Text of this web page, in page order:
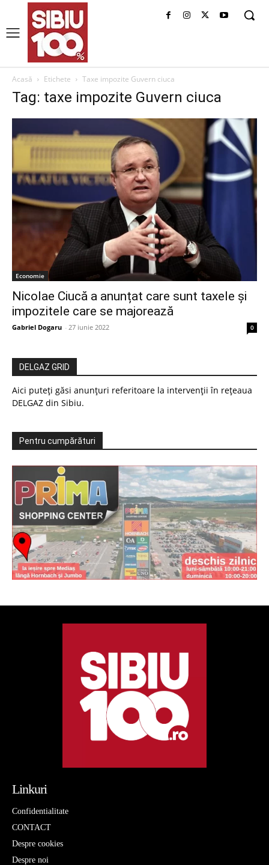
Acasă Etichete Taxe impozite Guvern ciuca
Tag: taxe impozite Guvern ciuca
Economie
Nicolae Ciucă a anunțat care sunt taxele și
impozitele care se majorează
Gabriel Dogaru - 27 iunie 2022 0
DELGAZ GRID
Aici puteți găsi anunțuri referitoare la intervenții în rețeaua
DELGAZ din Sibiu.
Pentru cumpărături
Linkuri
Confidentialitate
CONTACT
Despre cookies
Despre noi